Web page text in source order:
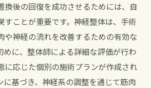
換後の回復を成功させるためには、自
すことが重要です。神経整体は、手術
や神経の流れを改善するための有効な
めに、整体師による詳細な評価が行わ
に応じた個別の施術プランが作成され
に基づき、神経系の調整を通じて筋肉